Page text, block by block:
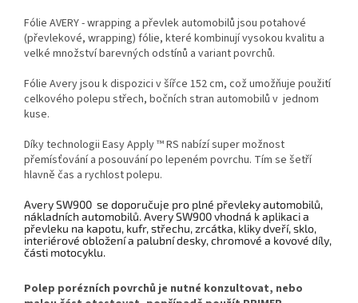
Fólie AVERY - wrapping a převlek automobilů jsou potahové
(převlekové, wrapping) fólie, které kombinují vysokou kvalitu a
velké množství barevných odstínů a variant povrchů.
Fólie Avery jsou k dispozici v šířce 152 cm, což umožňuje použití
celkového polepu střech, bočních stran automobilů v jednom
kuse.
Díky technologii Easy Apply ™ RS nabízí super možnost
přemísťování a posouvání po lepeném povrchu. Tím se šetří
hlavně čas a rychlost polepu.
Avery SW900 se doporučuje pro plné převleky automobilů,
nákladních automobilů. Avery SW900 vhodná k aplikaci a
převleku na kapotu, kufr, střechu, zrcátka, kliky dveří, sklo,
interiérové ​​obložení a palubní desky, chromové a kovové díly,
části motocyklu.
Polep porézních povrchů je nutné konzultovat, nebo